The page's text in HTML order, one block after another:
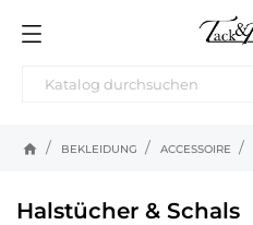
home BEKLEIDUNG ACCESSOIRE
Halstücher & Schals